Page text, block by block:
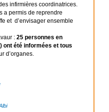
infirmières coordinatrices.
a permis de reprendre
et d’envisager ensemble
: 25 personnes en
ont été informées et tous
d’organes.